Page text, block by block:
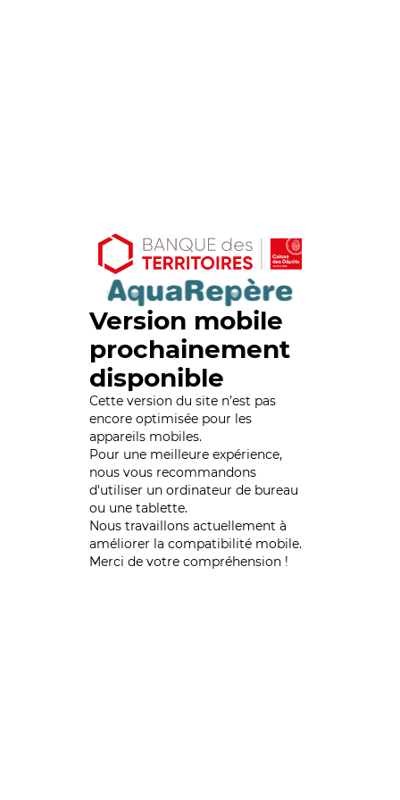
Version mobile
prochainement
disponible
Cette version du site n’est pas
encore optimisée pour les
appareils mobiles.
Pour une meilleure expérience,
nous vous recommandons
d'utiliser un ordinateur de bureau
ou une tablette.
Nous travaillons actuellement à
améliorer la compatibilité mobile.
Merci de votre compréhension !